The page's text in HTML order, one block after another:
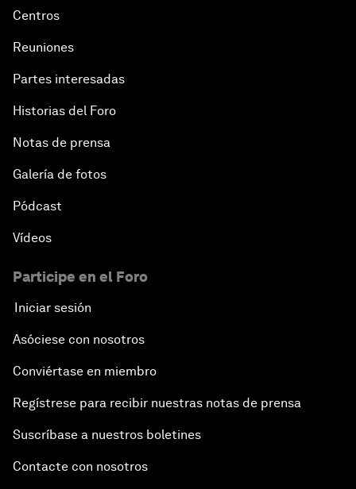
Centros
Reuniones
Partes interesadas
Historias del Foro
Notas de prensa
Galería de fotos
Pódcast
Vídeos
Participe en el Foro
Iniciar sesión
Asóciese con nosotros
Conviértase en miembro
Regístrese para recibir nuestras notas de prensa
Suscríbase a nuestros boletines
Contacte con nosotros